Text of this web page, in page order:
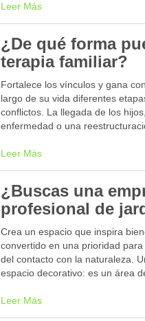
Leer Más
¿De qué forma
terapia familiar?
Fortalece los vínculos y gana
largo de su vida diferentes
conflictos. La llegada de los
enfermedad o una
Leer Más
¿Buscas una
profesional de
Crea un espacio que inspira
convertido en una prioridad
del contacto con la naturaleza.
espacio decorativo: es un área
Leer Más